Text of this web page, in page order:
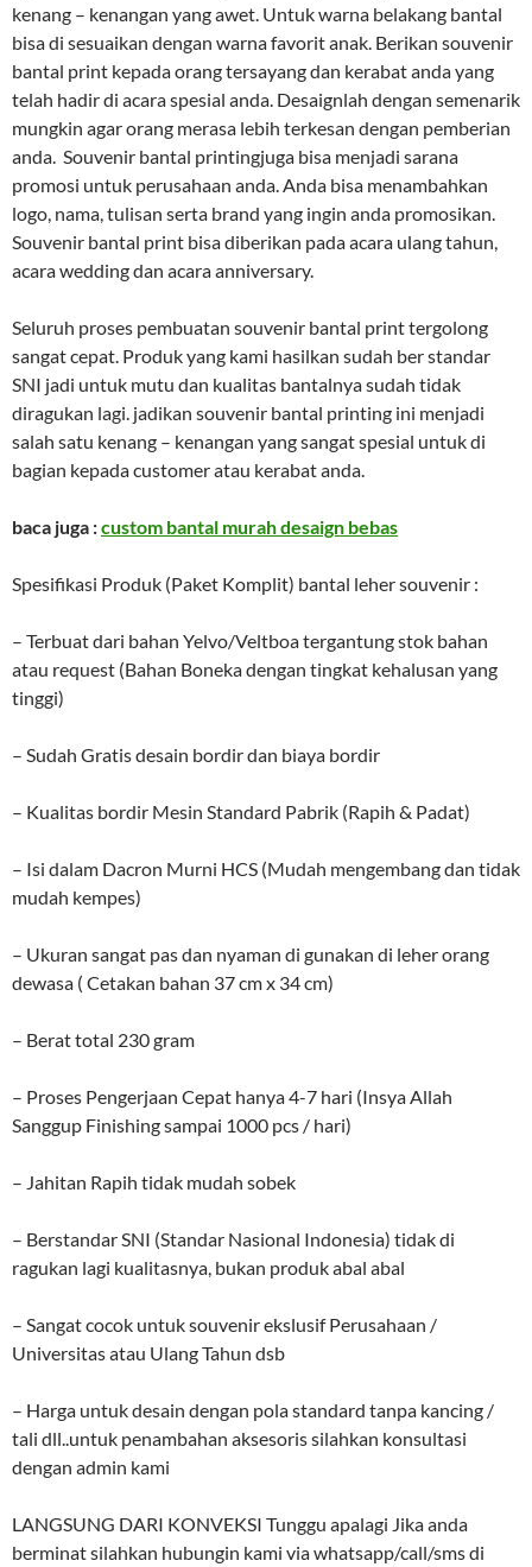
kenang – kenangan yang awet. Untuk warna belakang bantal
bisa di sesuaikan dengan warna favorit anak. Berikan souvenir
bantal print kepada orang tersayang dan kerabat anda yang
telah hadir di acara spesial anda. Desaignlah dengan semenarik
mungkin agar orang merasa lebih terkesan dengan pemberian
anda. Souvenir bantal printingjuga bisa menjadi sarana
promosi untuk perusahaan anda. Anda bisa menambahkan
logo, nama, tulisan serta brand yang ingin anda promosikan.
Souvenir bantal print bisa diberikan pada acara ulang tahun,
acara wedding dan acara anniversary.
Seluruh proses pembuatan souvenir bantal print tergolong
sangat cepat. Produk yang kami hasilkan sudah ber standar
SNI jadi untuk mutu dan kualitas bantalnya sudah tidak
diragukan lagi. jadikan souvenir bantal printing ini menjadi
salah satu kenang – kenangan yang sangat spesial untuk di
bagian kepada customer atau kerabat anda.
baca juga :custom bantal murah desaign bebas
Spesifikasi Produk (Paket Komplit) bantal leher souvenir :
– Terbuat dari bahan Yelvo/Veltboa tergantung stok bahan
atau request (Bahan Boneka dengan tingkat kehalusan yang
tinggi)
– Sudah Gratis desain bordir dan biaya bordir
– Kualitas bordir Mesin Standard Pabrik (Rapih & Padat)
– Isi dalam Dacron Murni HCS (Mudah mengembang dan tidak
mudah kempes)
– Ukuran sangat pas dan nyaman di gunakan di leher orang
dewasa ( Cetakan bahan 37 cm x 34 cm)
– Berat total 230 gram
– Proses Pengerjaan Cepat hanya 4-7 hari (Insya Allah
Sanggup Finishing sampai 1000 pcs / hari)
– Jahitan Rapih tidak mudah sobek
– Berstandar SNI (Standar Nasional Indonesia) tidak di
ragukan lagi kualitasnya, bukan produk abal abal
– Sangat cocok untuk souvenir ekslusif Perusahaan /
Universitas atau Ulang Tahun dsb
– Harga untuk desain dengan pola standard tanpa kancing /
tali dll..untuk penambahan aksesoris silahkan konsultasi
dengan admin kami
LANGSUNG DARI KONVEKSI Tunggu apalagi Jika anda
berminat silahkan hubungin kami via whatsapp/call/sms di